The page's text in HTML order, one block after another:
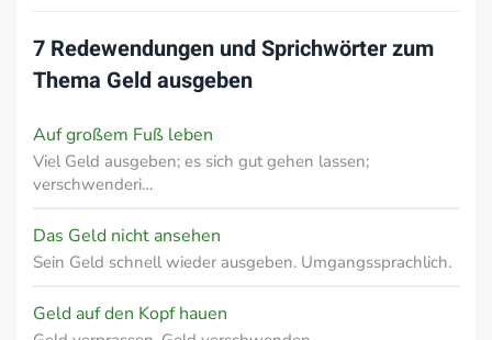
7 Redewendungen und Sprichwörter zum
Thema Geld ausgeben
Auf großem Fuß leben
Viel Geld ausgeben; es sich gut gehen lassen;
verschwenderi…
Das Geld nicht ansehen
Sein Geld schnell wieder ausgeben. Umgangssprachlich.
Geld auf den Kopf hauen